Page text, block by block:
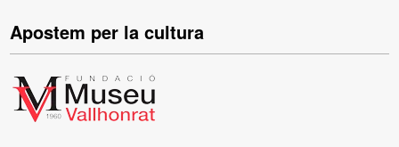
Apostem per la cultura